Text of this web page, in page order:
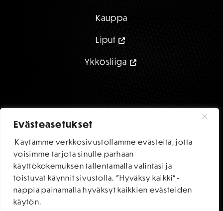
Evästeasetukset
Käytämme verkkosivustollamme evästeitä, jotta
voisimme tarjota sinulle parhaan
käyttökokemuksen tallentamalla valintasi ja
toistuvat käynnit sivustolla. "Hyväksy kaikki"-
nappia painamalla hyväksyt kaikkien evästeiden
käytön.
Kauppa
Liput
FC HAKA STORE